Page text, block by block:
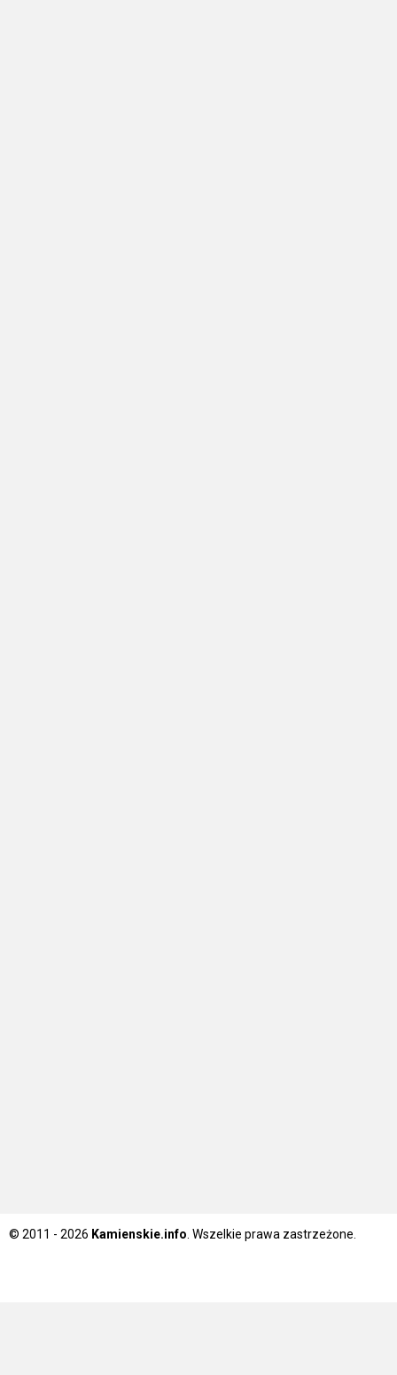
© 2011 - 2026 Kamienskie.info . Wszelkie prawa zastrzeżone.